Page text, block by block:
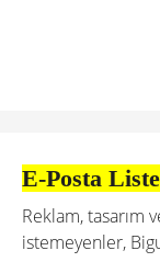
E-Posta
Reklam, tasarım
istemeyenler,